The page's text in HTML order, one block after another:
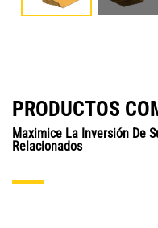
PRODUCTOS
Maximice La Inversión De
Relacionados